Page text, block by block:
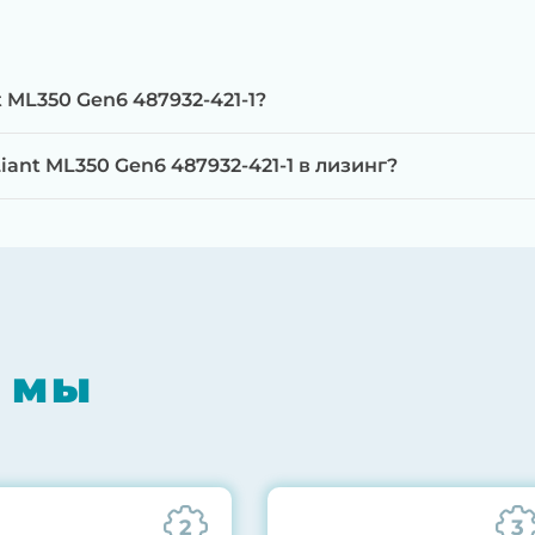
на специализированном оборудовании с
нагрузкой в течение 72 часов для проверки
Gen6 487932-421-1?
ML350 Gen6 487932-421-1 в лизинг?
мы
2 3